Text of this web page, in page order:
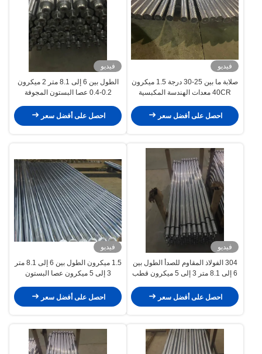
فيديو
صلابة ما بين 25-30 درجة 1.5 ميكرون
40CR معدات الهندسة المكبسية
احصل على أفضل سعر
فيديو
الطول بين 6 إلى 8.1 متر 2 ميكرون
0.2-0.4 عصا البستون المجوفة
احصل على أفضل سعر
فيديو
304 الفولاذ المقاوم للصدأ الطول بين
6 إلى 8.1 متر 3 إلى 5 ميكرون قطب
احصل على أفضل سعر
فيديو
1.5 ميكرون الطول بين 6 إلى 8.1 متر
3 إلى 5 ميكرون عصا البستون
احصل على أفضل سعر